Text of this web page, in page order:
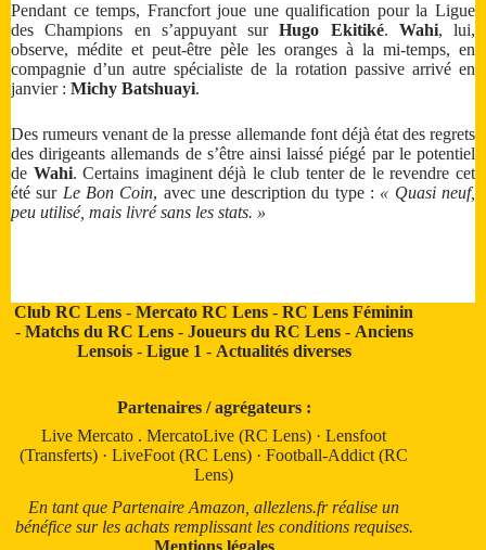
Pendant ce temps, Francfort joue une qualification pour la Ligue
des Champions en s’appuyant surHugo Ekitiké. Wahi, lui,
observe, médite et peut-être pèle les oranges à la mi-temps, en
compagnie d’un autre spécialiste de la rotation passive arrivé en
janvier : Michy Batshuayi.
Des rumeurs venant de la presse allemande font déjà état des regrets
des dirigeants allemands de s’être ainsi laissé piégé par le potentiel
de Wahi. Certains imaginent déjà le club tenter de le revendre cet
été sur Le Bon Coin, avec une description du type : « Quasi neuf,
peu utilisé, mais livré sans les stats. »
Club RC Lens -Mercato RC Lens -RC Lens Féminin
- Matchs du RC Lens- Joueurs du RC Lens- Anciens
Lensois- Ligue 1 - Actualités diverses
Partenaires / agrégateurs :
Live Mercato .MercatoLive (RC Lens) ·Lensfoot
(Transferts) ·LiveFoot (RC Lens) ·Football-Addict (RC
Lens)
En tant que Partenaire Amazon, allezlens.fr réalise un
bénéfice sur les achats remplissant les conditions requises.
Mentions légales